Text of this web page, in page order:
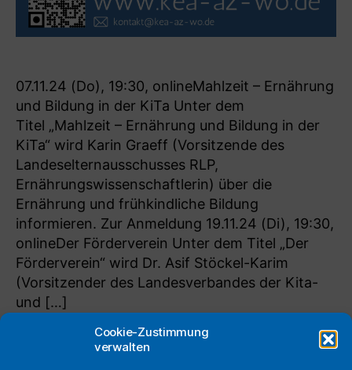
Cookie-Zustimmung
verwalten
07.11.24 (Do), 19:30, onlineMahlzeit – Ernährung
und Bildung in der KiTa Unter dem
Titel „Mahlzeit – Ernährung und Bildung in der
KiTa“ wird Karin Graeff (Vorsitzende des
Landeselternausschusses RLP,
Ernährungswissenschaftlerin) über die
Ernährung und frühkindliche Bildung
informieren. Zur Anmeldung 19.11.24 (Di), 19:30,
onlineDer Förderverein Unter dem Titel „Der
Förderverein“ wird Dr. Asif Stöckel-Karim
(Vorsitzender des Landesverbandes der Kita-
und […]